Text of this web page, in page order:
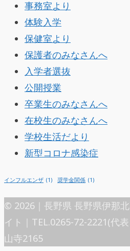
事務室より
体験入学
保健室より
保護者のみなさんへ
入学者選抜
公開授業
卒業生のみなさんへ
在校生のみなさんへ
学校生活だより
新型コロナ感染症
インフルエンザ (1) 奨学金関係 (1)
© 2026｜長野県 長野県伊那
イト｜TEL.0265-72-2221(代
山寺2165